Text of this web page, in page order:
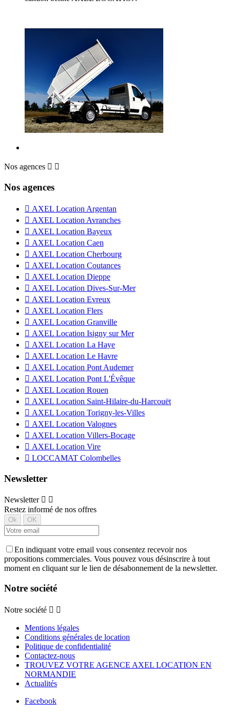
Nos agences  
Nos agences
 AXEL Location Argentan
 AXEL Location Avranches
 AXEL Location Bayeux
 AXEL Location Caen
 AXEL Location Cherbourg
 AXEL Location Coutances
 AXEL Location Dieppe
 AXEL Location Dives-Sur-Mer
 AXEL Location Evreux
 AXEL Location Flers
 AXEL Location Granville
 AXEL Location Isigny sur Mer
 AXEL Location La Haye
 AXEL Location Le Havre
 AXEL Location Pont Audemer
 AXEL Location Pont L'Évêque
 AXEL Location Rouen
 AXEL Location Saint-Hilaire-du-Harcouët
 AXEL Location Torigny-les-Villes
 AXEL Location Valognes
 AXEL Location Villers-Bocage
 AXEL Location Vire
 LOCCAMAT Colombelles
Newsletter
Newsletter  
Restez informé de nos offres
En indiquant votre email vous consentez recevoir nos
propositions commerciales. Vous pouvez vous désinscrire à tout
moment en cliquant sur le lien de désabonnement de la newsletter.
Notre société
Notre société  
Mentions légales
Conditions générales de location
Politique de confidentialité
Contactez-nous
TROUVEZ VOTRE AGENCE AXEL LOCATION EN
NORMANDIE
Actualités
Facebook